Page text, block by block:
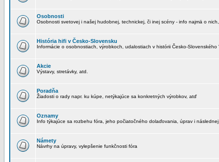
Osobnosti
Osobnosti svetovej i našej hudobnej, technickej, či inej scény - info najmä o
História hifi v Česko-Slovensku
Informácie o osobnostiach, výrobkoch, udalostiach v histórii Česko-Slovenského
Akcie
Výstavy, stretávky, atd.
Poradňa
Žiadosti o rady napr. ku kúpe, netýkajúce sa konkretných výrobkov, atď
Oznamy
Info týkajúce sa rozbehu fóra, jeho počiatočného dolaďovania, úprav i
Námety
Návrhy na úpravy, vylepšenie funkčnosti fóra